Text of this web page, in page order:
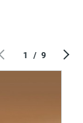
1 / 9